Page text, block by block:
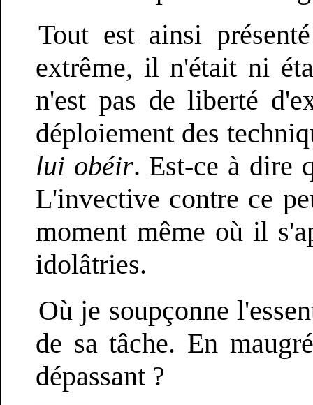
Tout est ainsi
extrême, il n'était ni
n'est pas de liberté
déploiement des
lui obéir. Est-ce à dire
L'invective contre ce
moment même où il
idolâtries.
Où je soupçonne
de sa tâche. En
dépassant ?